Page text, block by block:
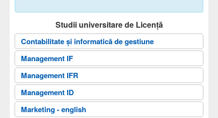
Cadre didactice
Secretariat
Documente
Admitere
Cercetare
Contact
Studii universitare de Licență
Contabilitate și informatică de gestiune
Management IF
Management IFR
Management ID
Marketing - english